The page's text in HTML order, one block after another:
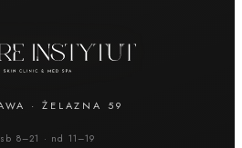
· ŻELAZNA 59
8–21 · nd 11–19